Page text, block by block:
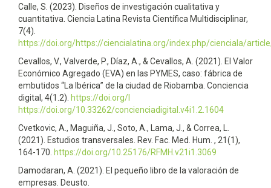
Calle, S. (2023). Diseños de investigación cualitativa y
cuantitativa. Ciencia Latina Revista Científica Multidisciplinar,
7(4).
https://doi.org/https://ciencialatina.org/index.php/cienciala/
Cevallos, V., Valverde, P., Díaz, A., & Cevallos, A. (2021). El Valor
Económico Agregado (EVA) en las PYMES, caso: fábrica de
embutidos “La Ibérica” de la ciudad de Riobamba. Conciencia
digital, 4(1.2). https://doi.org/I
https://doi.org/10.33262/concienciadigital.v4i1.2.1604
Cvetkovic, A., Maguiña, J., Soto, A., Lama, J., & Correa, L.
(2021). Estudios transversales. Rev. Fac. Med. Hum. , 21(1),
164-170. https://doi.org/10.25176/RFMH.v21i1.3069
Damodaran, A. (2021). El pequeño libro de la valoración de
empresas. Deusto.